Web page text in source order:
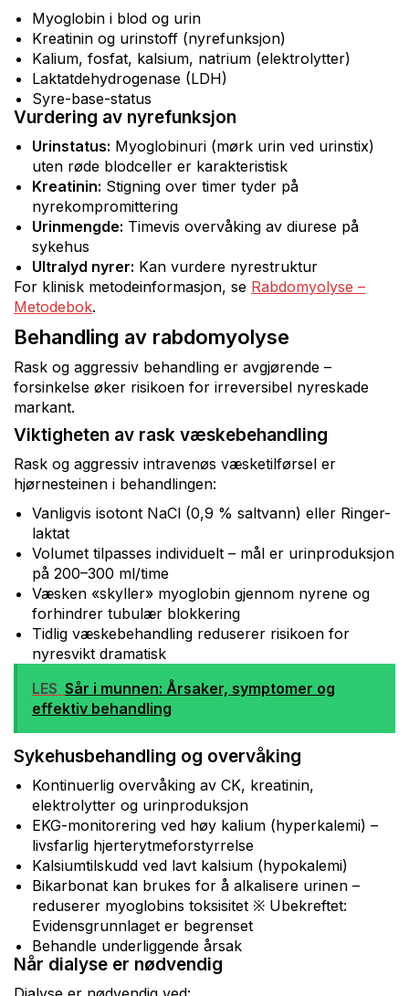
Myoglobin i blod og urin
Kreatinin og urinstoff (nyrefunksjon)
Kalium, fosfat, kalsium, natrium (elektrolytter)
Laktatdehydrogenase (LDH)
Syre-base-status
Vurdering av nyrefunksjon
Urinstatus: Myoglobinuri (mørk urin ved urinstix)
uten røde blodceller er karakteristisk
Kreatinin: Stigning over timer tyder på
nyrekompromittering
Urinmengde: Timevis overvåking av diurese på
sykehus
Ultralyd nyrer: Kan vurdere nyrestruktur
For klinisk metodeinformasjon, se Rabdomyolyse –
Metodebok.
Behandling av rabdomyolyse
Rask og aggressiv behandling er avgjørende –
forsinkelse øker risikoen for irreversibel nyreskade
markant.
Viktigheten av rask væskebehandling
Rask og aggressiv intravenøs væsketilførsel er
hjørnesteinen i behandlingen:
Vanligvis isotont NaCl (0,9 % saltvann) eller Ringer-
laktat
Volumet tilpasses individuelt – mål er urinproduksjon
på 200–300 ml/time
Væsken «skyller» myoglobin gjennom nyrene og
forhindrer tubulær blokkering
Tidlig væskebehandling reduserer risikoen for
nyresvikt dramatisk
LES Sår i munnen: Årsaker, symptomer og
effektiv behandling
Sykehusbehandling og overvåking
Kontinuerlig overvåking av CK, kreatinin,
elektrolytter og urinproduksjon
EKG-monitorering ved høy kalium (hyperkalemi) –
livsfarlig hjerterytmeforstyrrelse
Kalsiumtilskudd ved lavt kalsium (hypokalemi)
Bikarbonat kan brukes for å alkalisere urinen –
reduserer myoglobins toksisitet ※ Ubekreftet:
Evidensgrunnlaget er begrenset
Behandle underliggende årsak
Når dialyse er nødvendig